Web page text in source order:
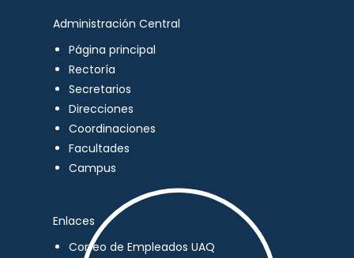
Administración Central
Página principal
Rectoría
Secretarios
Direcciones
Coordinaciones
Facultades
Campus
Enlaces
Correo de Empleados UAQ